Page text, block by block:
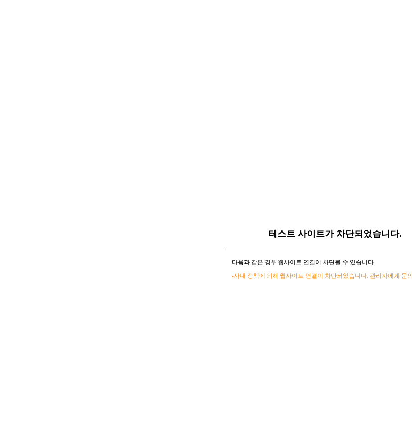
테스트 사이트가 차단되었습니다.
다음과 같은 경우 웹사이트 연결이 차단될 수 있습니다.
-사내 정책에 의해 웹사이트 연결이 차단되었습니다. 관리자에게 문